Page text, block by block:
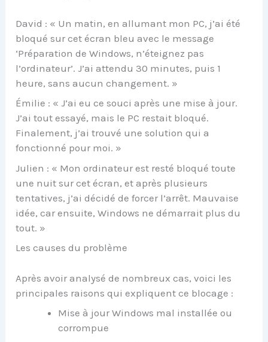
David : « Un matin, en allumant mon PC, j’ai été
bloqué sur cet écran bleu avec le message
‘Préparation de Windows, n’éteignez pas
l’ordinateur’. J’ai attendu 30 minutes, puis 1
heure, sans aucun changement. »
Émilie : « J’ai eu ce souci après une mise à jour.
J’ai tout essayé, mais le PC restait bloqué.
Finalement, j’ai trouvé une solution qui a
fonctionné pour moi. »
Julien : « Mon ordinateur est resté bloqué toute
une nuit sur cet écran, et après plusieurs
tentatives, j’ai décidé de forcer l’arrêt. Mauvaise
idée, car ensuite, Windows ne démarrait plus du
tout. »
Les causes du problème
Après avoir analysé de nombreux cas, voici les
principales raisons qui expliquent ce blocage :
Mise à jour Windows mal installée ou
corrompue